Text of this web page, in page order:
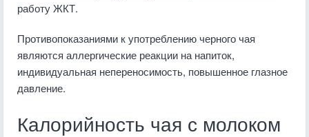
работу ЖКТ.
Противопоказаниями к употреблению черного чая
являются аллергические реакции на напиток,
индивидуальная непереносимость, повышенное глазное
давление.
Калорийность чая с молоком